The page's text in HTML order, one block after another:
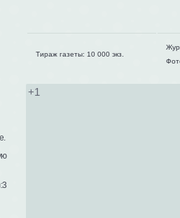
Тираж газеты: 10 000 экз.
+1